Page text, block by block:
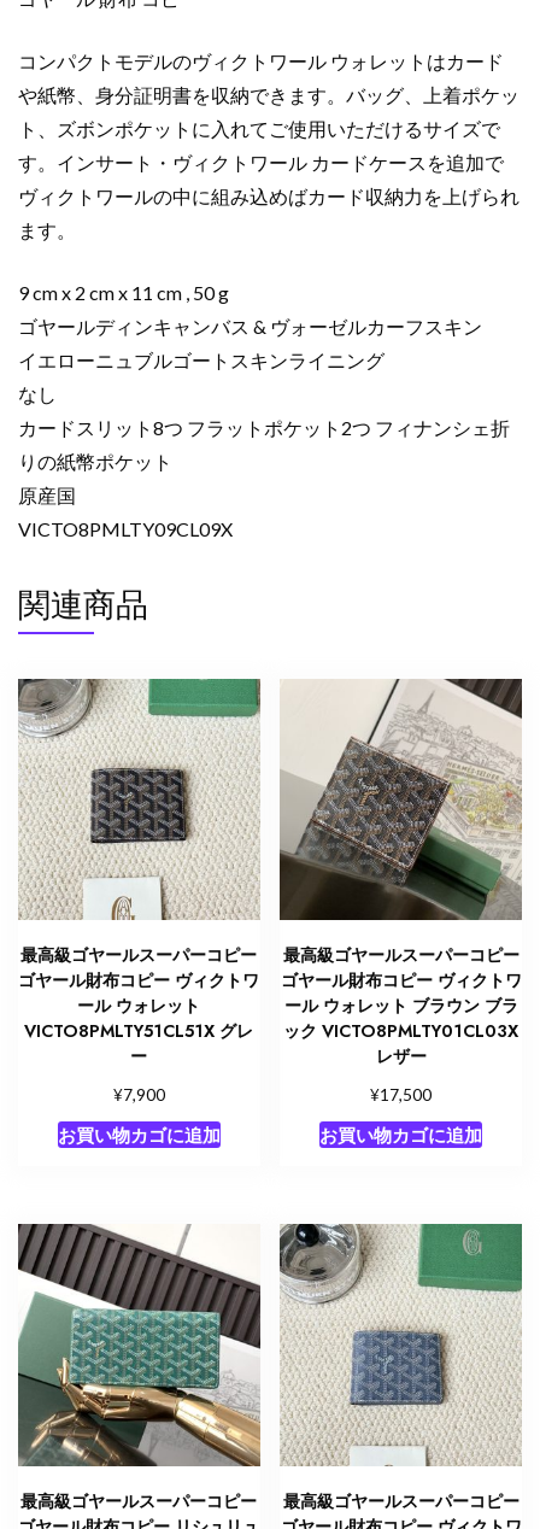
グ
ー
ン
VICTO8PMLTY09CL09X
レ
ザ
ー
個
コンパクトモデルのヴィクトワール ウォレットはカード
や紙幣、身分証明書を収納できます。バッグ、上着ポケッ
ト、ズボンポケットに入れてご使用いただけるサイズで
す。インサート・ヴィクトワール カードケースを追加で
ヴィクトワールの中に組み込めばカード収納力を上げられ
ます。
9 cm x 2 cm x 11 cm , 50 g
ゴヤールディンキャンバス & ヴォーゼルカーフスキン
イエローニュブルゴートスキンライニング
なし
カードスリット8つ フラットポケット2つ フィナンシェ折
りの紙幣ポケット
原産国
VICTO8PMLTY09CL09X
関連商品
最高級ゴヤールスーパーコピー
ゴヤール財布コピー ヴィクトワ
ール ウォレット
VICTO8PMLTY51CL51X グレ
ー
¥7,900
お買い物カゴに追加
最高級ゴヤールスーパーコピー
ゴヤール財布コピー ヴィクトワ
ール ウォレット ブラウン ブラ
ック VICTO8PMLTY01CL03X
レザー
¥17,500
お買い物カゴに追加
最高級ゴヤールスーパーコピー
最高級ゴヤールスーパーコピー